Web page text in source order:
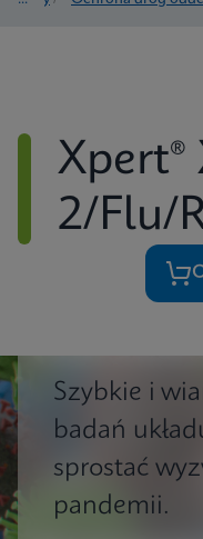
Xpert®
2/Flu/
Szybkie i
badań
sprostać
pandemii.